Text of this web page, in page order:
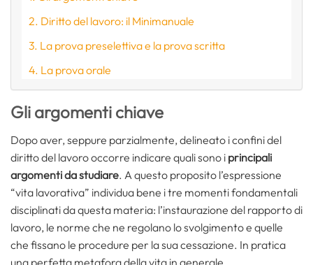
Diritto del lavoro: il Minimanuale
La prova preselettiva e la prova scritta
La prova orale
Gli argomenti chiave
Dopo aver, seppure parzialmente, delineato i confini del
diritto del lavoro occorre indicare quali sono i principali
argomenti da studiare. A questo proposito l’espressione
“vita lavorativa” individua bene i tre momenti fondamentali
disciplinati da questa materia: l’instaurazione del rapporto di
lavoro, le norme che ne regolano lo svolgimento e quelle
che fissano le procedure per la sua cessazione. In pratica